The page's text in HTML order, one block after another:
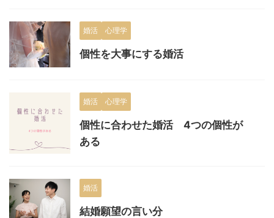
婚活 心理学
個性を大事にする婚活
婚活 心理学
個性に合わせた婚活 4つの個性が
ある
婚活
結婚願望の言い分